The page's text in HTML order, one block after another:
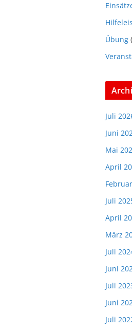
Übung
Juli
Juni
Mai
April
Juli
April
März
Juli
Juni
Juli
Juni
Juli